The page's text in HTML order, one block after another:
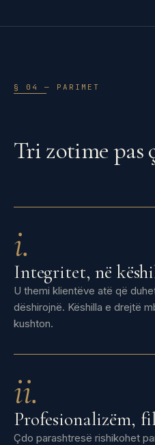
§ 04 — PARIMET
Tri zotime pas
i.
Integritet, në
U themi klientëve atë që
dëshirojnë. Këshilla e drejtë
kushton.
ii.
Profesionalizëm,
Çdo parashtresë rishikohet